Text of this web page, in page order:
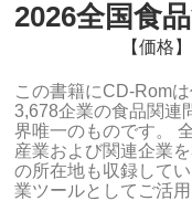
2026全国食
【価格
この書籍にCD-Rom
3,678企業の食品関連
界唯一のものです。
産業および関連企業
の所在地も収録して
業ツールとしてご活